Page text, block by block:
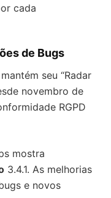
cada
de Bugs
seu “Radar
novembro de
RGPD
mostra
3.4.1. As melhorias
e novos